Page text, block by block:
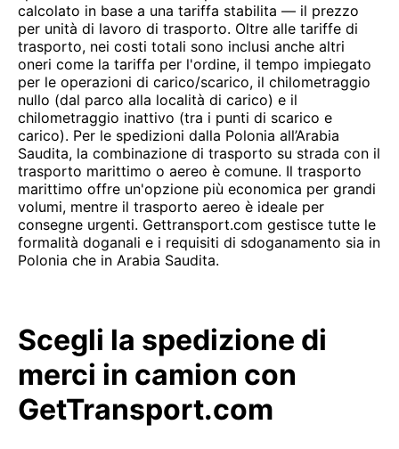
calcolato in base a una tariffa stabilita — il prezzo
per unità di lavoro di trasporto. Oltre alle tariffe di
trasporto, nei costi totali sono inclusi anche altri
oneri come la tariffa per l'ordine, il tempo impiegato
per le operazioni di carico/scarico, il chilometraggio
nullo (dal parco alla località di carico) e il
chilometraggio inattivo (tra i punti di scarico e
carico). Per le spedizioni dalla Polonia all’Arabia
Saudita, la combinazione di trasporto su strada con il
trasporto marittimo o aereo è comune. Il trasporto
marittimo offre un'opzione più economica per grandi
volumi, mentre il trasporto aereo è ideale per
consegne urgenti. Gettransport.com gestisce tutte le
formalità doganali e i requisiti di sdoganamento sia in
Polonia che in Arabia Saudita.
Scegli la spedizione di
merci in camion con
GetTransport.com